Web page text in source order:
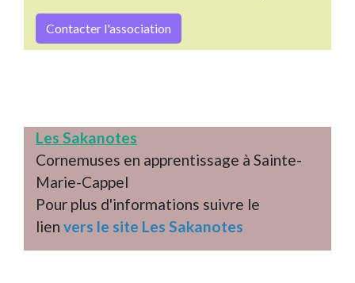
Contacter l'association
Les Sakanotes
Cornemuses en apprentissage à Sainte-
Marie-Cappel
Pour plus d'informations suivre le
lien vers le site Les Sakanotes